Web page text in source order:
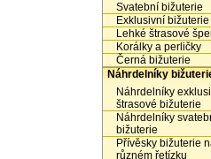
Svatební bižuterie
Exklusivní bižuterie
Lehké štrasové
Korálky a perličky
Černá bižuterie
Náhrdelníky
Náhrdelníky
štrasové bižuterie
Náhrdelníky
bižuterie
Přívěsky bižuterie
různém řetízku